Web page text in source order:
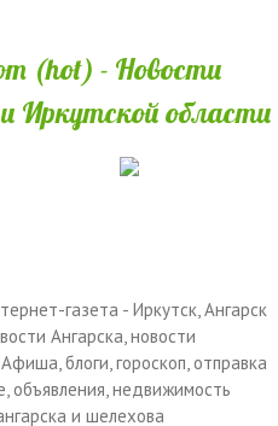
(hot) - Новости
Иркутской области
газета - Иркутск, Ангарск
Ангарска, новости
блоги, гороскоп, отправка
объявления, недвижимость
и шелехова